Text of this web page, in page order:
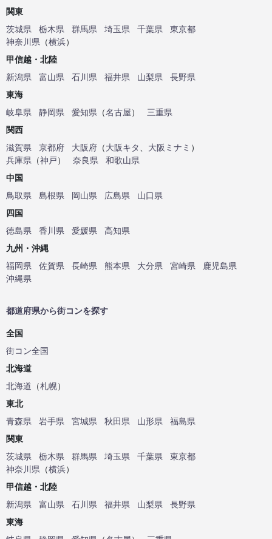
関東
茨城県
栃木県 群馬県 埼玉県 千葉県
東京都
神奈川県 （横浜）
甲信越・北陸
新潟県
富山県 石川県 福井県 山梨県
長野県
東海
岐阜県
静岡県 愛知県 （名古屋）
三重県
関西
滋賀県
京都府 大阪府 （大阪キタ 大阪ミナミ ）
兵庫県 （神戸） 奈良県
和歌山県
中国
鳥取県
島根県 岡山県 広島県
山口県
四国
徳島県
香川県 愛媛県
高知県
九州・沖縄
福岡県
佐賀県 長崎県 熊本県 大分県 宮崎県
鹿児島県
沖縄県
都道府県から街コンを探す
全国
街コン全国
北海道
北海道 （札幌）
東北
青森県
岩手県 宮城県 秋田県 山形県
福島県
関東
茨城県
栃木県 群馬県 埼玉県 千葉県
東京都
神奈川県 （横浜）
甲信越・北陸
新潟県
富山県 石川県 福井県 山梨県
長野県
東海